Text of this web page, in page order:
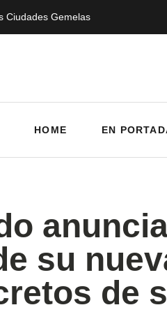
Ciudades Gemelas
HOME EN
su
de